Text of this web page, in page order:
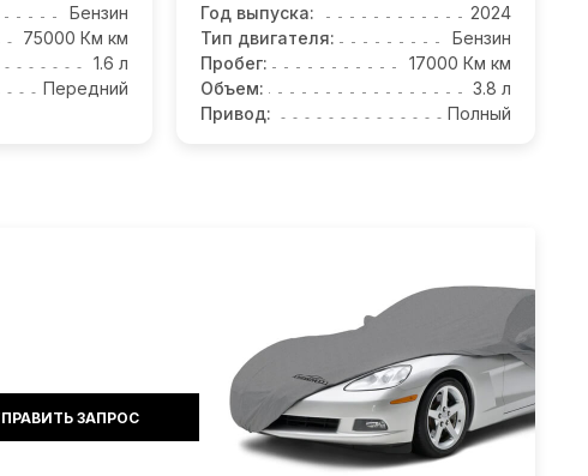
Бензин
75000 Км км
1.6 л
Передний
Год выпуска:
2024
Тип двигателя:
Бензин
Пробег:
17000 Км км
Объем:
3.8 л
Привод:
Полный